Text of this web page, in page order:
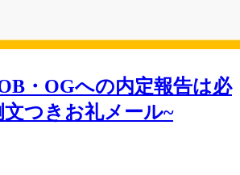
・OGへの内定報告は必
文つきお礼メール~